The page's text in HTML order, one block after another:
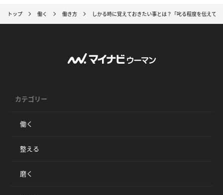
トップ 働く 働き方 しかる時に覚えておきたい事とは？「叱る程度を伝えてお
カテゴリー
働く
整える
磨く